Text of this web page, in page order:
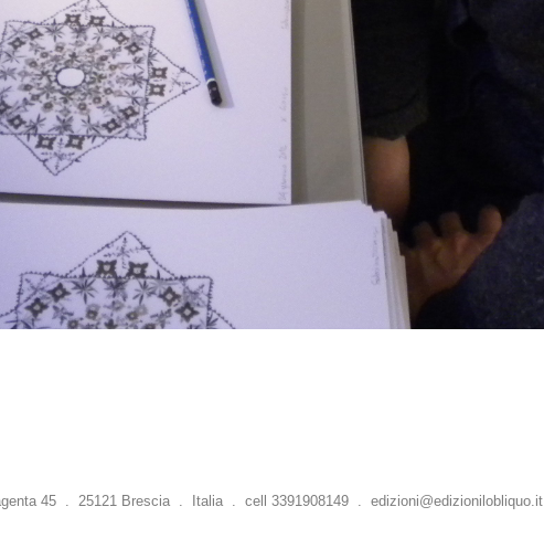
45 . 25121 Brescia . Italia . cell 3391908149 .edizioni@edizionilobliquo.it